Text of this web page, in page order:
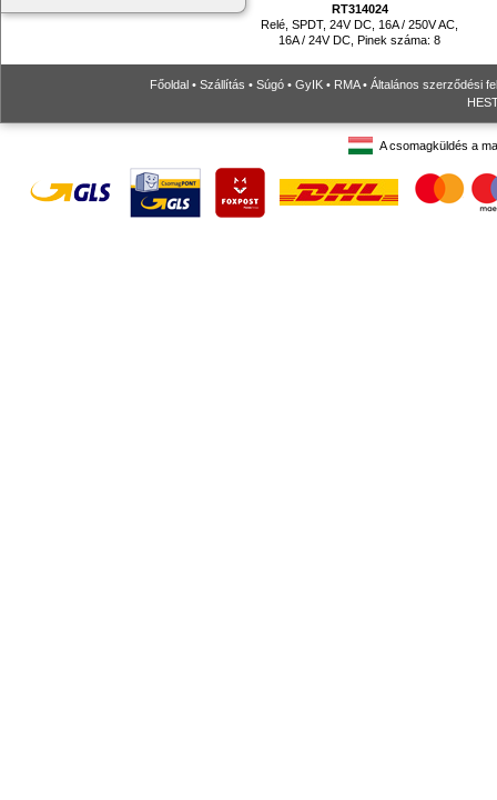
RT314024
Relé, SPDT, 24V DC, 16A / 250V AC,
16A / 24V DC, Pinek száma: 8
Főoldal • Szállítás • Súgó • GyIK • RMA• Általános szerződési
A csomagküldés a